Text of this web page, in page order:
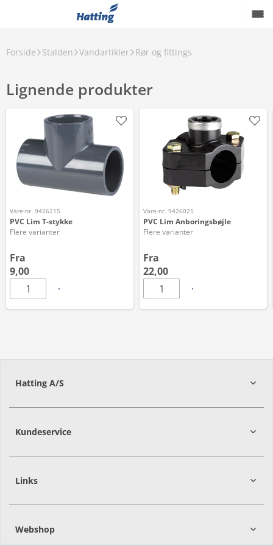
Forside Stalden Vandartikler Rør og fittings
Lignende produkter
Vare-nr. 9426215
PVC Lim T-stykke
Flere varianter
Fra
9,00
Vare-nr. 9426025
PVC Lim Anboringsbøjle
Flere varianter
Fra
22,00
Hatting A/S
8700Horsens
Kundeservice
Links
Webshop